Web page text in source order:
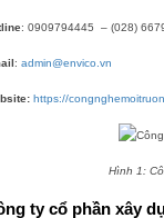
: 0909794445 – (028)
: admin@envico.vn
https://
Hình 1:
ty cổ phần xây